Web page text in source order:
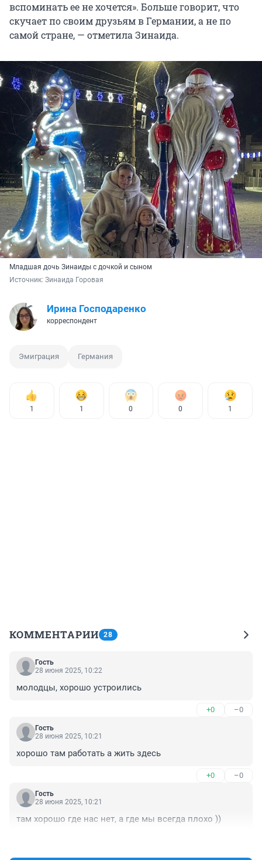
вспоминать ее не хочется». Больше говорит, что
скучает по своим друзьям в Германии, а не по
самой стране, — отметила Зинаида.
Младшая дочь Зинаиды с дочкой и сыном
Источник: Зинаида Горовая
Ирина Господаренко
корреспондент
Эмиграция Германия
1 1 0 0 1
КОММЕНТАРИИ 28
Гость
28 июня 2025, 10:22
молодцы, хорошо устроились
+0 –0
Гость
28 июня 2025, 10:21
хорошо там работать а жить здесь
+0 –0
Гость
28 июня 2025, 10:21
там хорошо где нас нет, а где мы всегда плохо ))